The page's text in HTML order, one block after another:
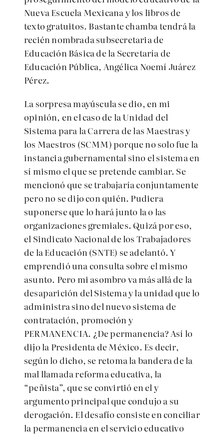
Nueva Escuela Mexicana y los libros de
texto gratuitos. Bastante chamba tendrá la
recién nombrada subsecretaria de
Educación Básica de la Secretaría de
Educación Pública, Angélica Noemí Juárez
Pérez.
La sorpresa mayúscula se dio, en mi
opinión, en el caso de la Unidad del
Sistema para la Carrera de las Maestras y
los Maestros (SCMM) porque no solo fue la
instancia gubernamental sino el sistema en
sí mismo el que se pretende cambiar. Se
mencionó que se trabajaría conjuntamente
pero no se dijo con quién. Pudiera
suponerse que lo hará junto la o las
organizaciones gremiales. Quizá por eso,
el Sindicato Nacional de los Trabajadores
de la Educación (SNTE) se adelantó. Y
emprendió una consulta sobre el mismo
asunto. Pero mi asombro va más allá de la
desaparición del Sistema y la unidad que lo
administra sino del nuevo sistema de
contratación, promoción y
PERMANENCIA. ¿De permanencia? Así lo
dijo la Presidenta de México. Es decir,
según lo dicho, se retoma la bandera de la
mal llamada reforma educativa, la
“peñista”, que se convirtió en el y
argumento principal que condujo a su
derogación. El desafío consiste en conciliar
la permanencia en el servicio educativo